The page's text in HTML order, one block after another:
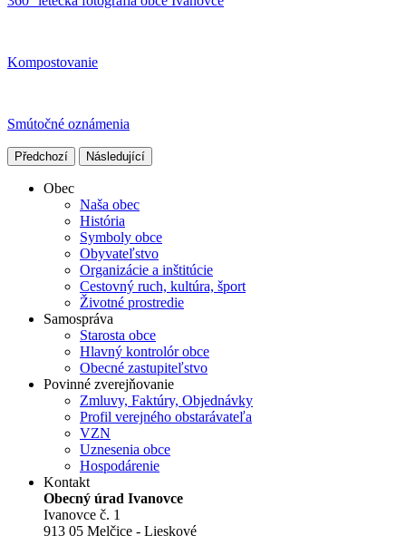
Kompostovanie
Smútočné oznámenia
Předchozí Následující
Obec
Naša obec
História
Symboly obce
Obyvateľstvo
Organizácie a inštitúcie
Cestovný ruch, kultúra, šport
Životné prostredie
Samospráva
Starosta obce
Hlavný kontrolór obce
Obecné zastupiteľstvo
Povinné zverejňovanie
Zmluvy, Faktúry, Objednávky
Profil verejného obstarávateľa
VZN
Uznesenia obce
Hospodárenie
Kontakt
Obecný úrad Ivanovce
Ivanovce č. 1
913 05 Melčice - Lieskové